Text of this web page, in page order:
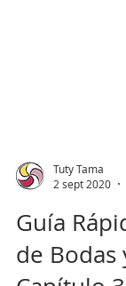
Tuty Tama
2 sept 2020